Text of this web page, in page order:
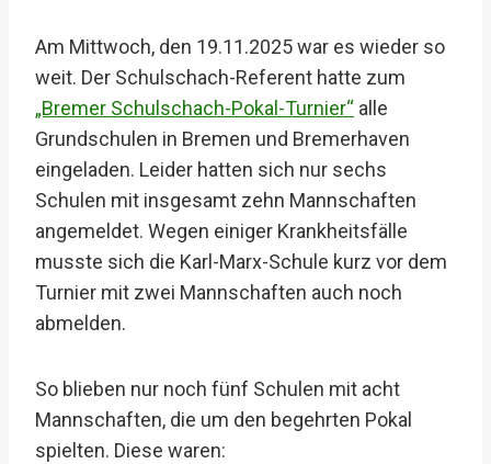
Am Mittwoch, den 19.11.2025 war es wieder so
weit. Der Schulschach-Referent hatte zum
„Bremer Schulschach-Pokal-Turnier“ alle
Grundschulen in Bremen und Bremerhaven
eingeladen. Leider hatten sich nur sechs
Schulen mit insgesamt zehn Mannschaften
angemeldet. Wegen einiger Krankheitsfälle
musste sich die Karl-Marx-Schule kurz vor dem
Turnier mit zwei Mannschaften auch noch
abmelden.
So blieben nur noch fünf Schulen mit acht
Mannschaften, die um den begehrten Pokal
spielten. Diese waren: